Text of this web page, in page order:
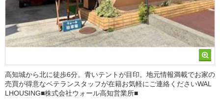
高知城から北に徒歩6分。青いテントが目印。地元情報満載でお家の
売買が得意なベテランスタッフが在籍お気軽にご連絡くださいWAL
LHOUSING■株式会社ウォール高知営業所■